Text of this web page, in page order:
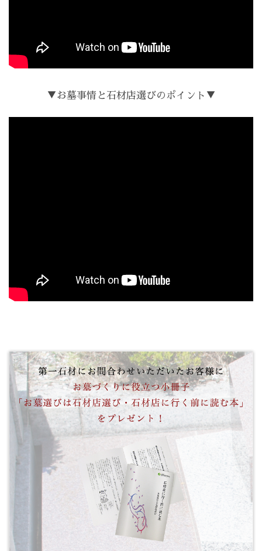
▼お墓事情と石材店選びのポイント▼